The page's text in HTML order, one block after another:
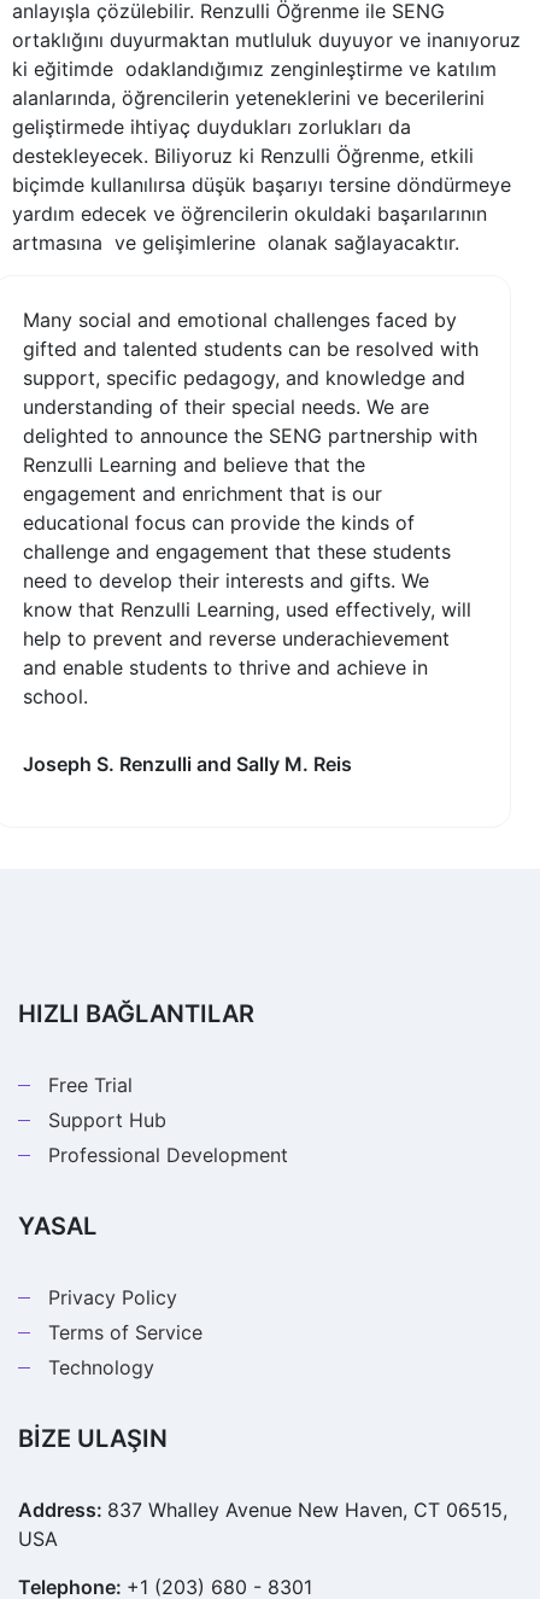
anlayışla çözülebilir. Renzulli Öğrenme ile SENG
ortaklığını duyurmaktan mutluluk duyuyor ve inanıyoruz
ki eğitimde odaklandığımız zenginleştirme ve katılım
alanlarında, öğrencilerin yeteneklerini ve becerilerini
geliştirmede ihtiyaç duydukları zorlukları da
destekleyecek. Biliyoruz ki Renzulli Öğrenme, etkili
biçimde kullanılırsa düşük başarıyı tersine döndürmeye
yardım edecek ve öğrencilerin okuldaki başarılarının
artmasına ve gelişimlerine olanak sağlayacaktır.
Many social and emotional challenges faced by
gifted and talented students can be resolved with
support, specific pedagogy, and knowledge and
understanding of their special needs. We are
delighted to announce the SENG partnership with
Renzulli Learning and believe that the
engagement and enrichment that is our
educational focus can provide the kinds of
challenge and engagement that these students
need to develop their interests and gifts. We
know that Renzulli Learning, used effectively, will
help to prevent and reverse underachievement
and enable students to thrive and achieve in
school.
Joseph S. Renzulli and Sally M. Reis
HIZLI BAĞLANTILAR
Free Trial
Support Hub
Professional Development
YASAL
Privacy Policy
Terms of Service
Technology
BİZE ULAŞIN
Address: 837 Whalley Avenue New Haven, CT 06515,
USA
Telephone: +1 (203) 680 - 8301